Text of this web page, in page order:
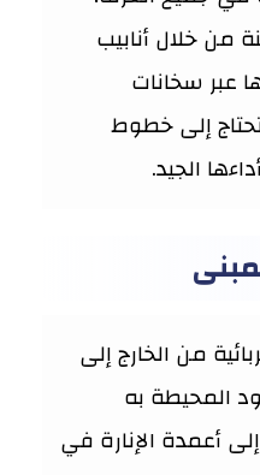
من خلال أنابيب
عبر سخانات
إلى خطوط
الجيد.
من الخارج إلى
المحيطة به
أعمدة الإنارة في